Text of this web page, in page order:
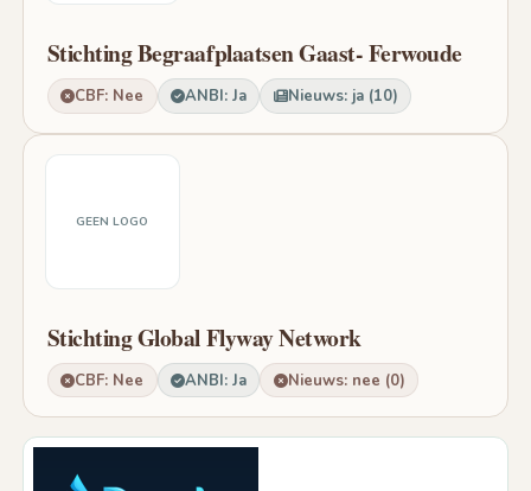
Stichting Begraafplaatsen Gaast- Ferwoude
CBF: Nee ANBI: Ja Nieuws: ja (10)
GEEN LOGO
Stichting Global Flyway Network
CBF: Nee ANBI: Ja Nieuws: nee (0)